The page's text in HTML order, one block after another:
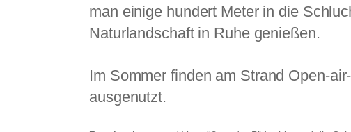
man einige hundert Meter in die
Naturlandschaft in Ruhe genießen.
Im Sommer finden am Strand Open-
ausgenutzt.